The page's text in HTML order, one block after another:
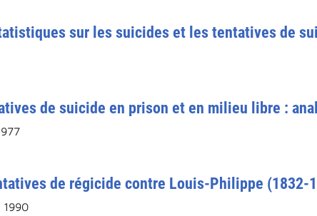
sur les suicides et les tentatives de
de suicide en prison et en milieu libre :
de régicide contre Louis-Philippe (1832-
1990